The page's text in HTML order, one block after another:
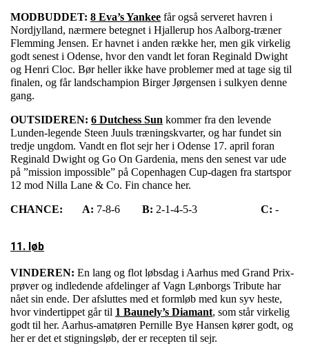
MODBUDDET: 8 Eva’s Yankee får også serveret havren i
Nordjylland, nærmere betegnet i Hjallerup hos Aalborg-træner
Flemming Jensen. Er havnet i anden række her, men gik virkelig
godt senest i Odense, hvor den vandt let foran Reginald Dwight
og Henri Cloc. Bør heller ikke have problemer med at tage sig til
finalen, og får landschampion Birger Jørgensen i sulkyen denne
gang.
OUTSIDEREN: 6 Dutchess Sun kommer fra den levende
Lunden-legende Steen Juuls træningskvarter, og har fundet sin
tredje ungdom. Vandt en flot sejr her i Odense 17. april foran
Reginald Dwight og Go On Gardenia, mens den senest var ude
på ”mission impossible” på Copenhagen Cup-dagen fra startspor
12 mod Nilla Lane & Co. Fin chance her.
CHANCE: A: 7-8-6 B: 2-1-4-5-3 C: -
11. løb
VINDEREN: En lang og flot løbsdag i Aarhus med Grand Prix-
prøver og indledende afdelinger af Vagn Lønborgs Tribute har
nået sin ende. Der afsluttes med et formløb med kun syv heste,
hvor vindertippet går til 1 Baunely’s Diamant, som står virkelig
godt til her. Aarhus-amatøren Pernille Bye Hansen kører godt, og
her er det et stigningsløb, der er recepten til sejr.